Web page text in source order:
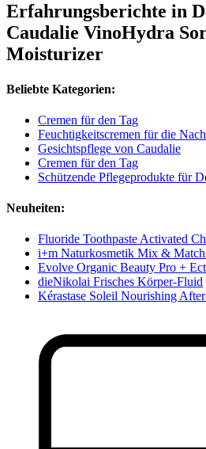
Erfahrungsberichte in
Caudalie VinoHydra
Moisturizer
Beliebte Kategorien:
Cremen für den Tag
Feuchtigkeitscremen für die
Gesichtspflege von Caudalie
Cremen für den Tag
Schützende Pflegeprodukte für
Neuheiten:
Fluoride Toothpaste Activated
i+m Naturkosmetik Mix &
Evolve Organic Beauty Pro +
dieNikolai Frisches Körper-Fluid
Kérastase Soleil Nourishing